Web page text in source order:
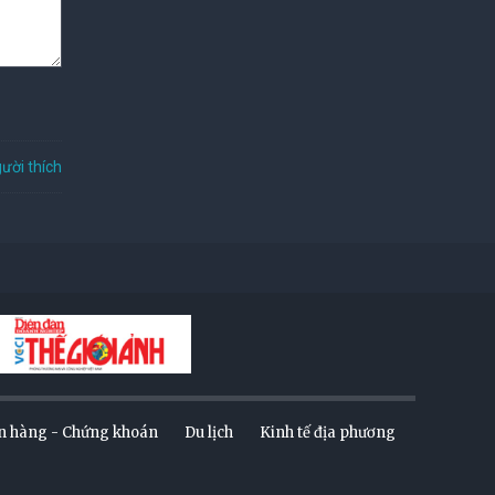
thích
hàng - Chứng khoán Du lịch
Kinh tế địa phương